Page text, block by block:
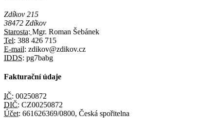
Zdíkov 215
38472 Zdíkov
Starosta: Mgr. Roman Šebánek
Tel: 388 426 715
E-mail: zdikov@zdikov.cz
IDDS: pg7babg
Fakturační údaje
IČ: 00250872
DIČ: CZ00250872
Účet: 661626369/0800, Česká spořitelna